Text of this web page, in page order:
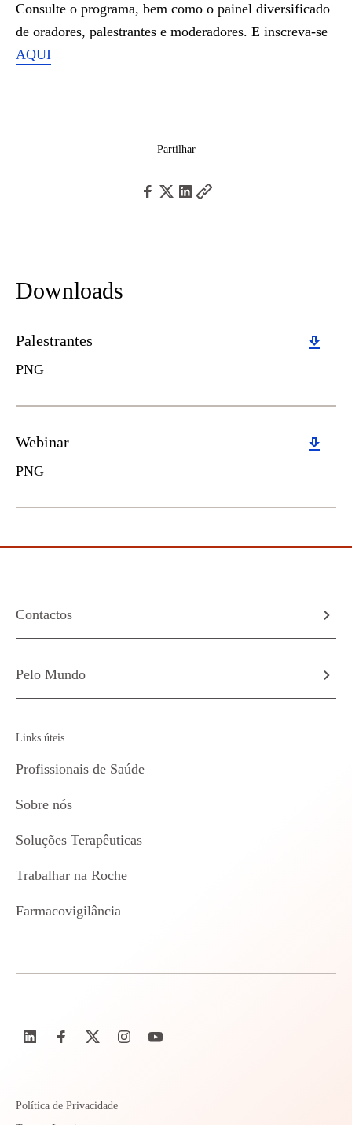
Consulte o programa, bem como o painel diversificado
de oradores, palestrantes e moderadores. E inscreva-se
AQUI
Partilhar
Downloads
Download
Palestrantes
PNG
Download
Webinar
PNG
Contactos
Pelo Mundo
Links úteis
Profissionais de Saúde
Sobre nós
Soluções Terapêuticas
Trabalhar na Roche
Farmacovigilância
Política de Privacidade